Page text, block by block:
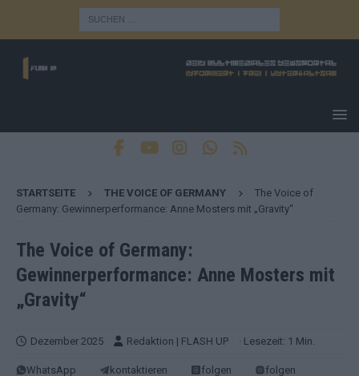
STARTSEITE THE VOICE OF GERMANY
The Voice of
Germany: Gewinnerperformance: Anne Mosters mit „Gravity“
The Voice of Germany:
Gewinnerperformance: Anne Mosters mit
„Gravity“
Dezember 2025 Redaktion | FLASH UP · Lesezeit: 1 Min.
WhatsApp kontaktieren folgen
folgen